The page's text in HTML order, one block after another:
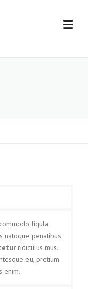
ligula
natoque penatibus
ridiculus mus.
eu, pretium
enim.